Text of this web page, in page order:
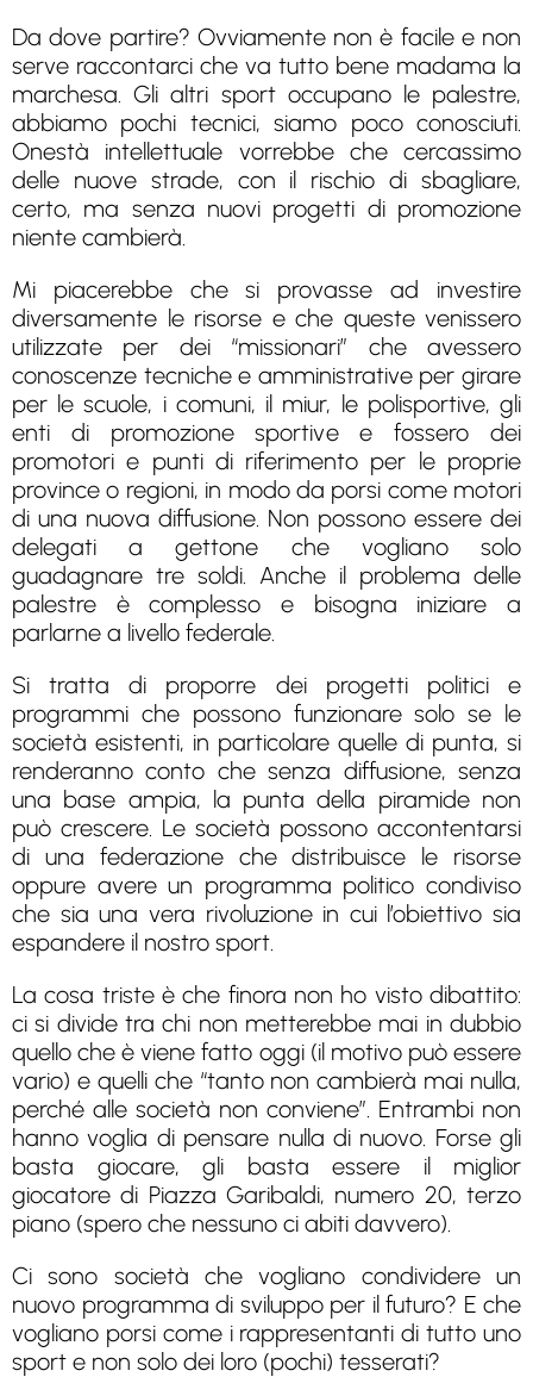
Da dove partire? Ovviamente non è facile e non
serve raccontarci che va tutto bene madama la
marchesa. Gli altri sport occupano le palestre,
abbiamo pochi tecnici, siamo poco conosciuti.
Onestà intellettuale vorrebbe che cercassimo
delle nuove strade, con il rischio di sbagliare,
certo, ma senza nuovi progetti di promozione
niente cambierà.
Mi piacerebbe che si provasse ad investire
diversamente le risorse e che queste venissero
utilizzate per dei “missionari” che avessero
conoscenze tecniche e amministrative per girare
per le scuole, i comuni, il miur, le polisportive, gli
enti di promozione sportive e fossero dei
promotori e punti di riferimento per le proprie
province o regioni, in modo da porsi come motori
di una nuova diffusione. Non possono essere dei
delegati a gettone che vogliano solo
guadagnare tre soldi. Anche il problema delle
palestre è complesso e bisogna iniziare a
parlarne a livello federale.
Si tratta di proporre dei progetti politici e
programmi che possono funzionare solo se le
società esistenti, in particolare quelle di punta, si
renderanno conto che senza diffusione, senza
una base ampia, la punta della piramide non
può crescere. Le società possono accontentarsi
di una federazione che distribuisce le risorse
oppure avere un programma politico condiviso
che sia una vera rivoluzione in cui l’obiettivo sia
espandere il nostro sport.
La cosa triste è che finora non ho visto dibattito:
ci si divide tra chi non metterebbe mai in dubbio
quello che è viene fatto oggi (il motivo può essere
vario) e quelli che “tanto non cambierà mai nulla,
perché alle società non conviene”. Entrambi non
hanno voglia di pensare nulla di nuovo. Forse gli
basta giocare, gli basta essere il miglior
giocatore di Piazza Garibaldi, numero 20, terzo
piano (spero che nessuno ci abiti davvero).
Ci sono società che vogliano condividere un
nuovo programma di sviluppo per il futuro? E che
vogliano porsi come i rappresentanti di tutto uno
sport e non solo dei loro (pochi) tesserati?